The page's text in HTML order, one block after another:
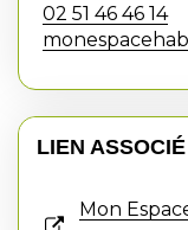
02 51 46 46 14
LIEN ASSOCIÉ
Mon